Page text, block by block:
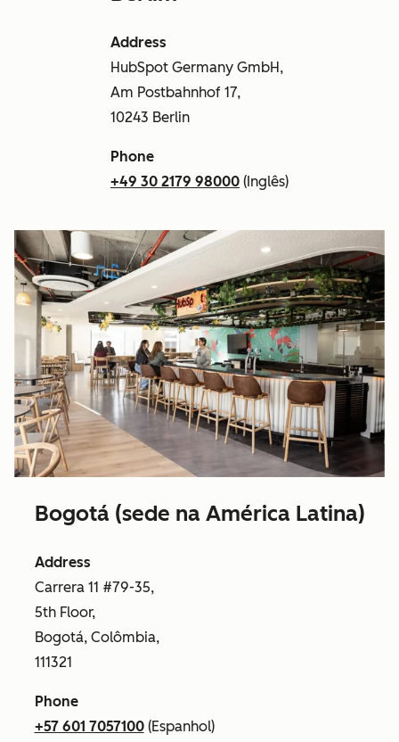
Address
HubSpot Germany GmbH,
Am Postbahnhof 17,
10243 Berlin
Phone
+49 30 2179 98000 (Inglês)
Bogotá (sede na América Latina)
Address
Carrera 11 #79-35,
5th Floor,
Bogotá, Colômbia,
111321
Phone
+57 601 7057100(Espanhol)